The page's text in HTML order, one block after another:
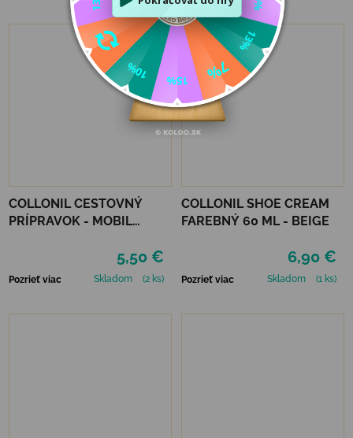
COLLONIL CESTOVNÝ
PRÍPRAVOK - MOBIL
5,50 €
Pozrieť viac Skladom (2 ks)
COLLONIL SHOE CREAM
FAREBNÝ 60 ML - BEIGE
6,90 €
Pozrieť viac Skladom (1 ks)